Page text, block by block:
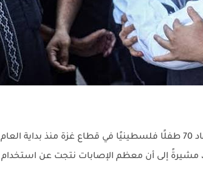
أعلنت منظمة اليونيسيف، اليوم، استشهاد 70 طفلًا فلسطينيًا في قطاع غزة منذ بداية العام
إصابة 850 طفلًا آخرين، مشيرةً إلى أن معظم الإصابات نتجت عن استخدام